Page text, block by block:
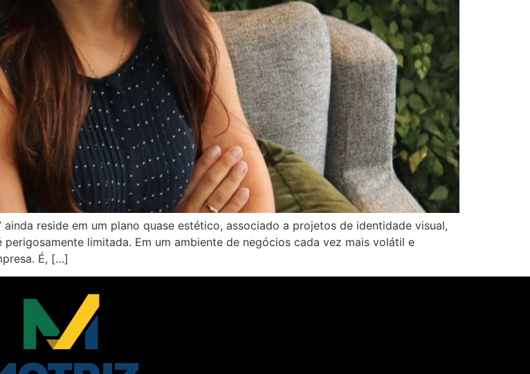
reside em um plano quase estético, associado a projetos de identidade visual,
limitada. Em um ambiente de negócios cada vez mais volátil e
É, […]